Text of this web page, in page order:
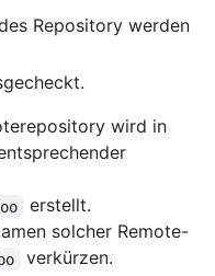
Repository werden
wird in
erstellt.
solcher Remote-
verkürzen.